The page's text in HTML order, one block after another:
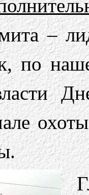
–
по